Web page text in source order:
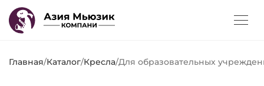
Главная/Каталог/Кресла/Для образовательных